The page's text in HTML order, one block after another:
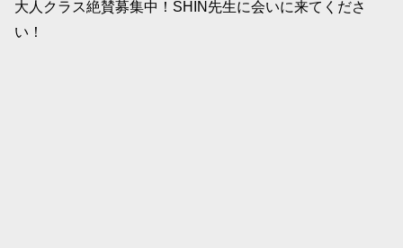
大人クラス絶賛募集中！SHIN先生に会いに来てくださ
い！